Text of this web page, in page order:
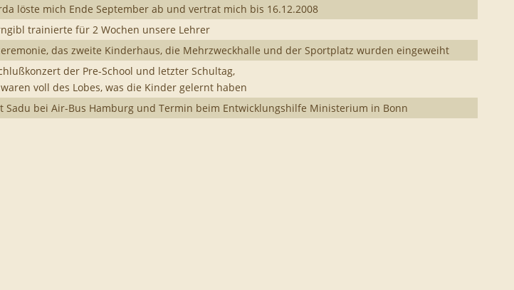
löste mich Ende September ab und vertrat mich bis 16.12.2008
trainierte für 2 Wochen unsere Lehrer
das zweite Kinderhaus, die Mehrzweckhalle und der Sportplatz wurden eingeweiht
der Pre-School und letzter Schultag,
voll des Lobes, was die Kinder gelernt haben
Sadu bei Air-Bus Hamburg und Termin beim Entwicklungshilfe Ministerium in Bonn